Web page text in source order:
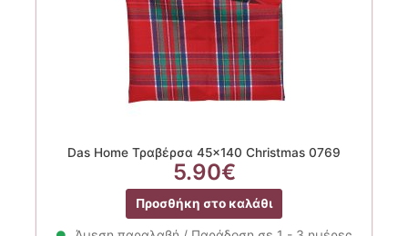
Das Home Τραβέρσα 45×140 Christmas 0769
5.90€
Προσθήκη στο καλάθι